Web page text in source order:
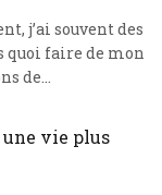
j’ai souvent des
quoi faire de mon
de
pour tuer